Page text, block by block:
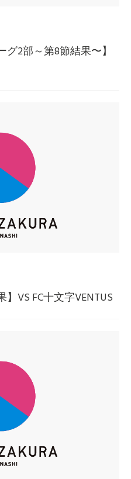
グ2部～第8節結果〜】
VS FC十文字VENTUS